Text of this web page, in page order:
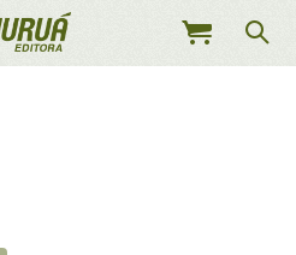
MEU